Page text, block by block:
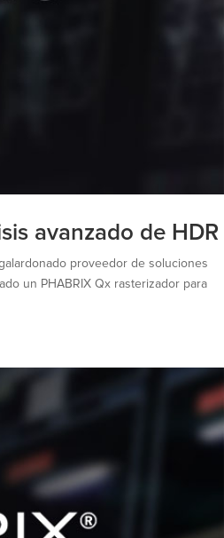
avanzado de HDR
proveedor de soluciones
un PHABRIX Qx rasterizador para